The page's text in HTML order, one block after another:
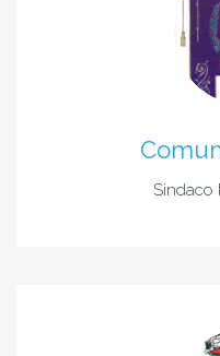
Sindaco